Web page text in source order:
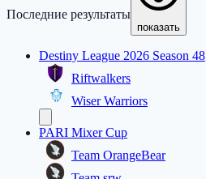
Последние результаты
показать
Destiny League 2026 Season 48
Riftwalkers
Wiser Warriors
PARI Mixer Cup
Team OrangeBear